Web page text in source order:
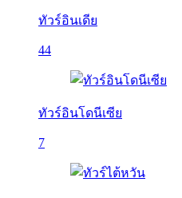
ทัวร์อินเดีย
44
ทัวร์อินโดนีเซีย
7